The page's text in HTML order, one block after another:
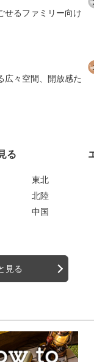
せるファミリー向け
広々空間、開放感た
る
東北
北陸
中国
見る